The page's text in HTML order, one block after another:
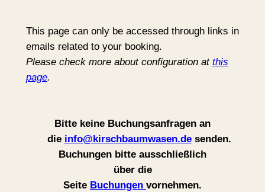
This page can only be accessed through links in
emails related to your booking.
Please check more about configuration at this
page.
Bitte keine Buchungsanfragen an
die info@kirschbaumwasen.desenden.
Buchungen bitte ausschließlich
über die
Seite Buchungen vornehmen.